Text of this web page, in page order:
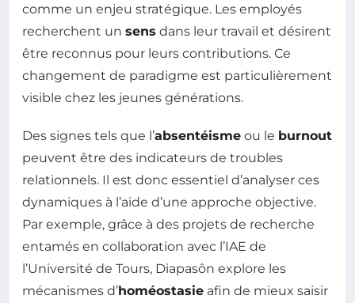
comme un enjeu stratégique. Les employés
recherchent un sens dans leur travail et désirent
être reconnus pour leurs contributions. Ce
changement de paradigme est particulièrement
visible chez les jeunes générations.
Des signes tels que l’absentéisme ou le burnout
peuvent être des indicateurs de troubles
relationnels. Il est donc essentiel d’analyser ces
dynamiques à l’aide d’une approche objective.
Par exemple, grâce à des projets de recherche
entamés en collaboration avec l’IAE de
l’Université de Tours, Diapasôn explore les
mécanismes d’homéostasie afin de mieux saisir